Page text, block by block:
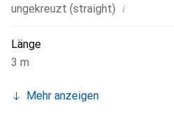
ungekreuzt (straight) i
Länge
3 m
Mehr anzeigen